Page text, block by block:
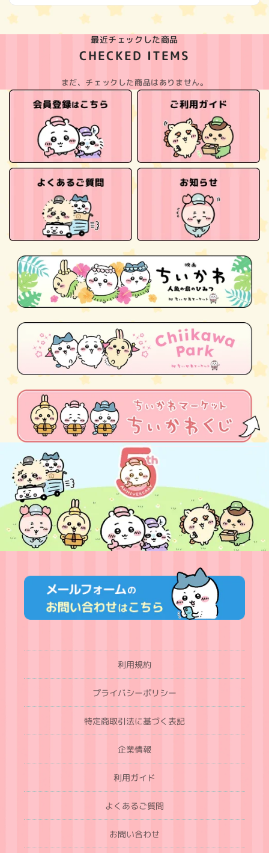
最近チェックした商品
CHECKED ITEMS
まだ、チェックした商品はありません。
利用規約
プライバシーポリシー
特定商取引法に基づく表記
企業情報
利用ガイド
よくあるご質問
お問い合わせ